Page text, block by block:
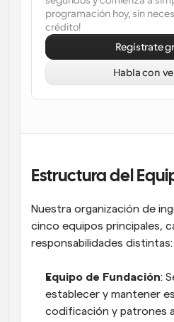
Programación
impulsadas
Flujos de trabajo
Automatiza la
Mantente al día con las
Enlaces de Grupo
Webhooks
Recibe notificaciones
Estructura del
Nuestra organización de
cinco equipos principales,
responsabilidades distintas:
Equipo de Fundación:
establecer y mantener
codificación y patrones
programación hoy, sin
crédito!
Regístrate
Habla con